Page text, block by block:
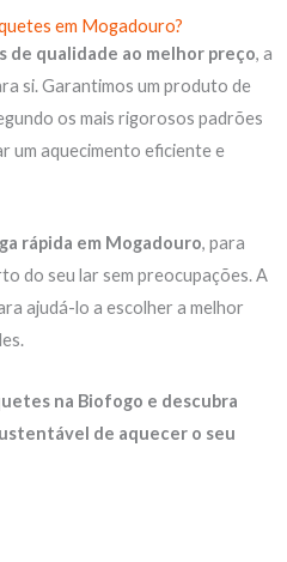
em Mogadouro?
de qualidade ao melhor preço, a
si. Garantimos um produto de
os mais rigorosos padrões
um aquecimento eficiente e
rápida em Mogadouro, para
do seu lar sem preocupações. A
ajudá-lo a escolher a melhor
na Biofogo e descubra
de aquecer o seu